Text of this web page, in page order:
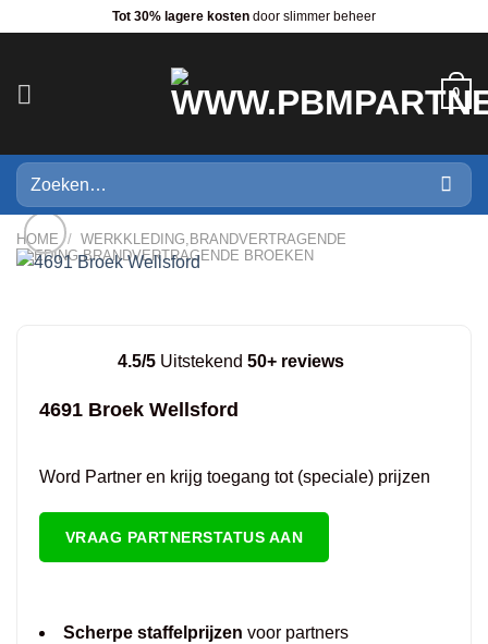
Tot 30% lagere kosten door slimmer beheer
0
Zoeken
naar:
HOME / WERKKLEDING,BRANDVERTRAGENDE
KLEDING,BRANDVERTRAGENDE BROEKEN
4.5/5 Uitstekend 50+ reviews
4691 Broek Wellsford
Word Partner en krijg toegang tot (speciale) prijzen
VRAAG PARTNERSTATUS AAN
Scherpe staffelprijzen voor partners